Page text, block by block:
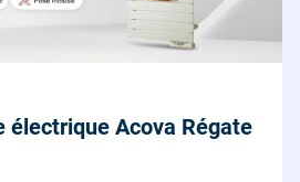
électrique Acova Régate